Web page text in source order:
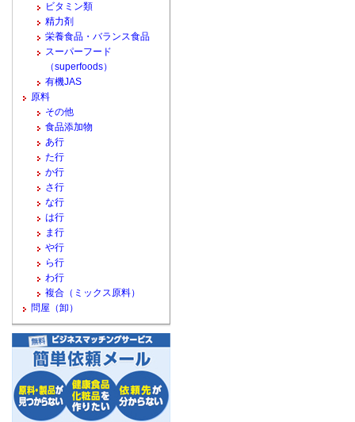
ビタミン類
精力剤
栄養食品・バランス食品
スーパーフード
（superfoods）
有機JAS
原料
その他
食品添加物
あ行
た行
か行
さ行
な行
は行
ま行
や行
ら行
わ行
複合（ミックス原料）
問屋（卸）